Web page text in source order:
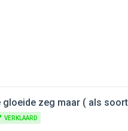
zeg maar ( als
VERKLAARD